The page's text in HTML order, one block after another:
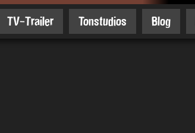
TV-Trailer Tonstudios Blog